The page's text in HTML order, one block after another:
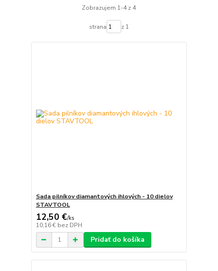
Zobrazujem 1-4 z 4
strana z 1
Sada pilníkov diamantových ihlových - 10 dielov
STAVTOOL
12,50 €/ks
10,16 € bez DPH
Pridať do košíka